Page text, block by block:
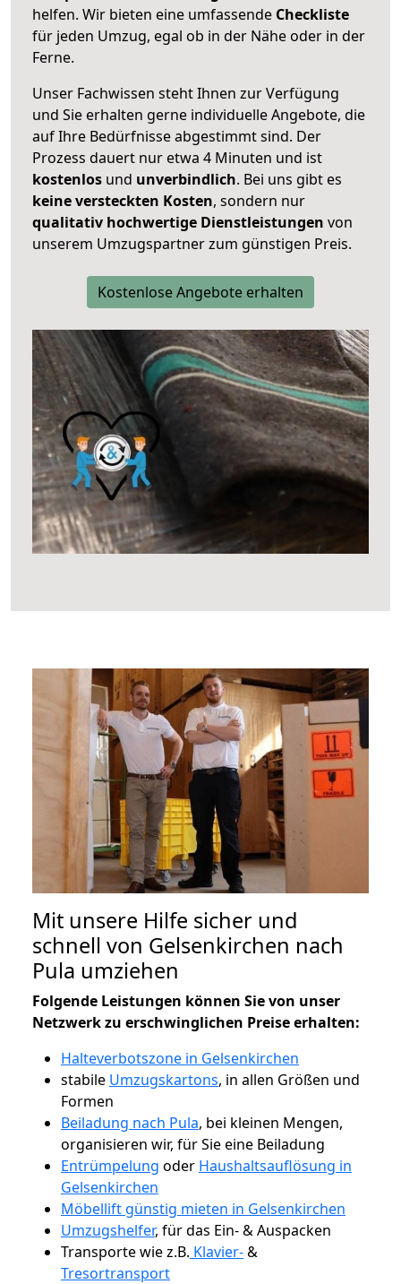
helfen. Wir bieten eine umfassende Checkliste
für jeden Umzug, egal ob in der Nähe oder in der
Ferne.
Unser Fachwissen steht Ihnen zur Verfügung
und Sie erhalten gerne individuelle Angebote, die
auf Ihre Bedürfnisse abgestimmt sind. Der
Prozess dauert nur etwa 4 Minuten und ist
kostenlos und unverbindlich. Bei uns gibt es
keine versteckten Kosten, sondern nur
qualitativ hochwertige Dienstleistungen von
unserem Umzugspartner zum günstigen Preis.
Kostenlose Angebote erhalten
Mit unsere Hilfe sicher und
schnell von Gelsenkirchen nach
Pula umziehen
Folgende Leistungen können Sie von unser
Netzwerk zu erschwinglichen Preise erhalten:
Halteverbotszone in Gelsenkirchen
stabile Umzugskartons, in allen Größen und
Formen
Beiladung nach Pula, bei kleinen Mengen,
organisieren wir, für Sie eine Beiladung
Entrümpelung oder Haushaltsauflösung in
Gelsenkirchen
Möbellift günstig mieten in Gelsenkirchen
Umzugshelfer, für das Ein- & Auspacken
Transporte wie z.B. Klavier-&
Tresortransport